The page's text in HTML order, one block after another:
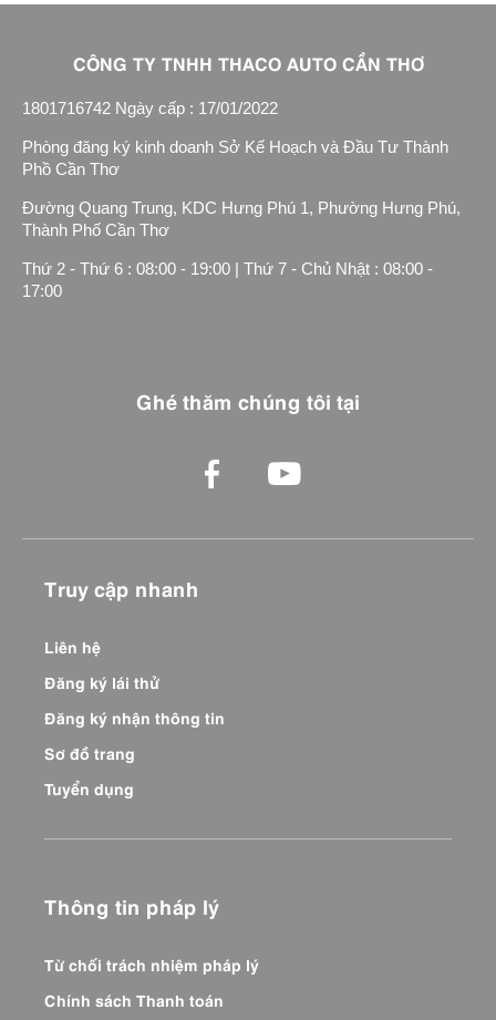
CÔNG TY TNHH THACO AUTO CẦN THƠ
1801716742 Ngày cấp : 17/01/2022
Phòng đăng ký kinh doanh Sở Kế Hoạch và Đầu Tư Thành
Phồ Cần Thơ
Đường Quang Trung, KDC Hưng Phú 1, Phường Hưng Phú,
Thành Phố Cần Thơ
Thứ 2 - Thứ 6 : 08:00 - 19:00 | Thứ 7 - Chủ Nhật : 08:00 -
17:00
Ghé thăm chúng tôi tại
Truy cập nhanh
Liên hệ
Đăng ký lái thử
Đăng ký nhận thông tin
Sơ đồ trang
Tuyển dụng
Thông tin pháp lý
Từ chối trách nhiệm pháp lý
Chính sách Thanh toán